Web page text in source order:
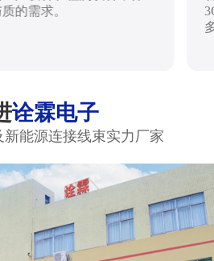
的需求。
诠霖电子
能源连接线束实力厂家